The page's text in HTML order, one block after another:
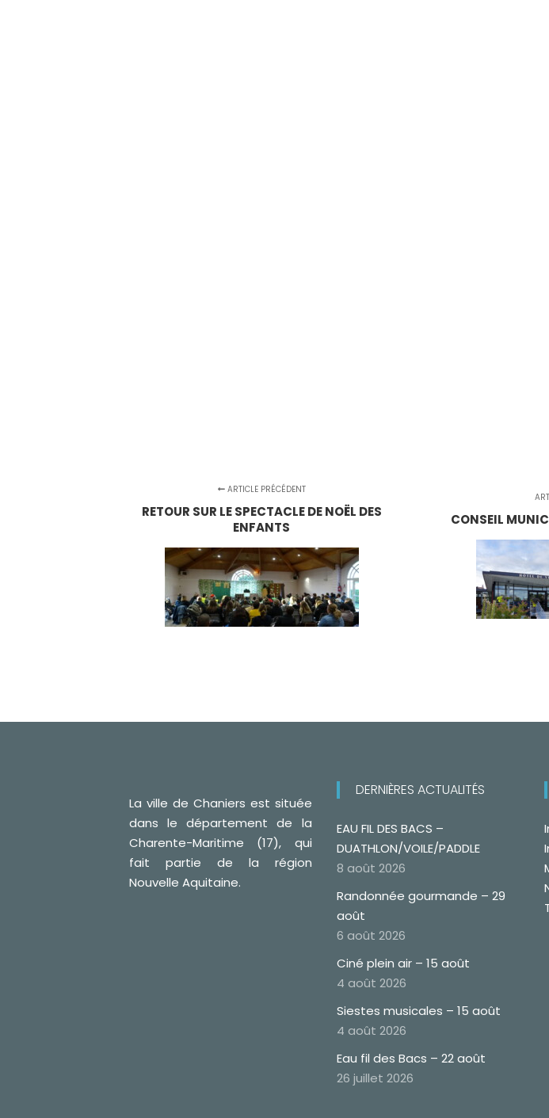
ARTICLE PRÉCÉDENT
RETOUR SUR LE SPECTACLE DE NOËL DES
ENFANTS
CONSEIL
La ville de Chaniers est située
dans le département de la
Charente-Maritime (17), qui
fait partie de la région
Nouvelle Aquitaine.
DERNIÈRES ACTUALITÉS
EAU FIL DES BACS –
DUATHLON/VOILE/PADDLE
8 août 2026
Randonnée gourmande – 29
août
6 août 2026
Ciné plein air – 15 août
4 août 2026
Siestes musicales – 15 août
4 août 2026
Eau fil des Bacs – 22 août
26 juillet 2026